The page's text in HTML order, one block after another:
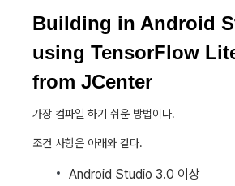
Building in Android
using TensorFlow
from JCenter
가장 컴파일 하기 쉬운 방법이다.
조건 사항은 아래와 같다.
Android Studio 3.0 이상